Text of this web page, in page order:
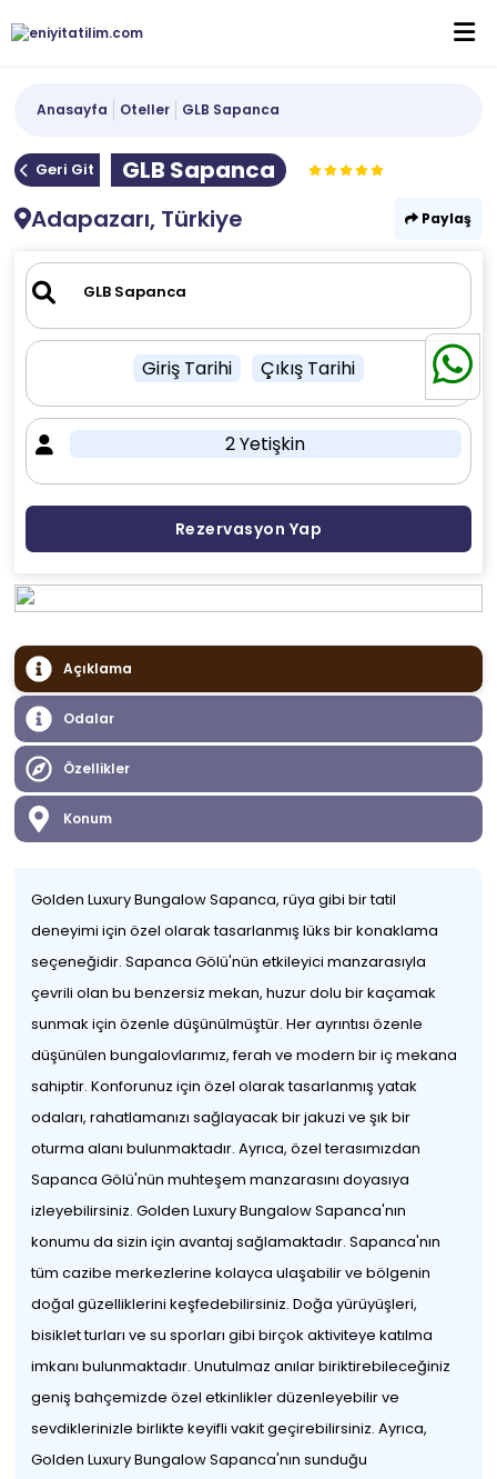
Anasayfa Oteller GLB Sapanca
Geri Git
GLB Sapanca
Adapazarı, Türkiye
Paylaş
Giriş Tarihi Çıkış Tarihi
2 Yetişkin
Rezervasyon Yap
Açıklama
Odalar
Özellikler
Konum
Golden Luxury Bungalow Sapanca, rüya gibi bir tatil
deneyimi için özel olarak tasarlanmış lüks bir konaklama
seçeneğidir. Sapanca Gölü'nün etkileyici manzarasıyla
çevrili olan bu benzersiz mekan, huzur dolu bir kaçamak
sunmak için özenle düşünülmüştür. Her ayrıntısı özenle
düşünülen bungalovlarımız, ferah ve modern bir iç mekana
sahiptir. Konforunuz için özel olarak tasarlanmış yatak
odaları, rahatlamanızı sağlayacak bir jakuzi ve şık bir
oturma alanı bulunmaktadır. Ayrıca, özel terasımızdan
Sapanca Gölü'nün muhteşem manzarasını doyasıya
izleyebilirsiniz. Golden Luxury Bungalow Sapanca'nın
konumu da sizin için avantaj sağlamaktadır. Sapanca'nın
tüm cazibe merkezlerine kolayca ulaşabilir ve bölgenin
doğal güzelliklerini keşfedebilirsiniz. Doğa yürüyüşleri,
bisiklet turları ve su sporları gibi birçok aktiviteye katılma
imkanı bulunmaktadır. Unutulmaz anılar biriktirebileceğiniz
geniş bahçemizde özel etkinlikler düzenleyebilir ve
sevdiklerinizle birlikte keyifli vakit geçirebilirsiniz. Ayrıca,
Golden Luxury Bungalow Sapanca'nın sunduğu